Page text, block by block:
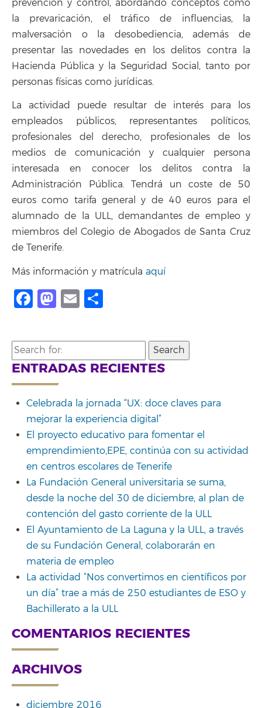
prevención y control, abordando conceptos como
la prevaricación, el tráfico de influencias, la
malversación o la desobediencia, además de
presentar las novedades en los delitos contra la
Hacienda Pública y la Seguridad Social, tanto por
personas físicas como jurídicas.
La actividad puede resultar de interés para los
empleados públicos, representantes políticos,
profesionales del derecho, profesionales de los
medios de comunicación y cualquier persona
interesada en conocer los delitos contra la
Administración Pública. Tendrá un coste de 50
euros como tarifa general y de 40 euros para el
alumnado de la ULL, demandantes de empleo y
miembros del Colegio de Abogados de Santa Cruz
de Tenerife.
Más información y matrícula aquí
Facebook
Mastodon
Email
Search
for:
ENTRADAS RECIENTES
Celebrada la jornada “UX: doce claves para
mejorar la experiencia digital”
El proyecto educativo para fomentar el
emprendimiento,EPE, continúa con su actividad
en centros escolares de Tenerife
La Fundación General universitaria se suma,
desde la noche del 30 de diciembre, al plan de
contención del gasto corriente de la ULL
El Ayuntamiento de La Laguna y la ULL, a través
de su Fundación General, colaborarán en
materia de empleo
La actividad “Nos convertimos en científicos por
un día” trae a más de 250 estudiantes de ESO y
Bachillerato a la ULL
COMENTARIOS RECIENTES
ARCHIVOS
diciembre 2016